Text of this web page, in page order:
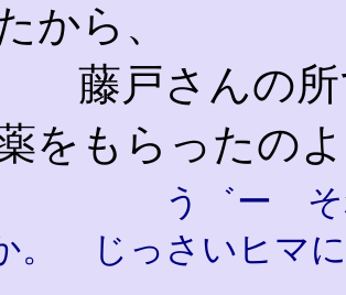
から、
戸さんの所で
をもらったの
う゛ー
。 じっさいヒマ